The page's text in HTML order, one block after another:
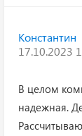
Константин
17.10.2023
В целом
надежная.